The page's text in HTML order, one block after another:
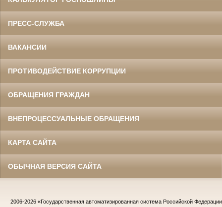
ПРЕСС-СЛУЖБА
ВАКАНСИИ
ПРОТИВОДЕЙСТВИЕ КОРРУПЦИИ
ОБРАЩЕНИЯ ГРАЖДАН
ВНЕПРОЦЕССУАЛЬНЫЕ ОБРАЩЕНИЯ
КАРТА САЙТА
ОБЫЧНАЯ ВЕРСИЯ САЙТА
2006-2026 «Государственная автоматизированная система Российской